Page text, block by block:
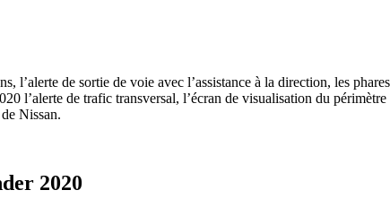
l’alerte de sortie de voie avec l’assistance à la direction, les
l’alerte de trafic transversal, l’écran de visualisation du
Nissan.
2020